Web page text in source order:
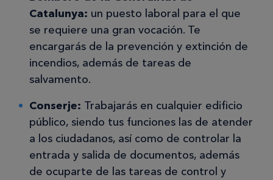
Catalunya: un puesto laboral para el que
se requiere una gran vocación. Te
encargarás de la prevención y extinción de
incendios, además de tareas de
salvamento.
Conserje: Trabajarás en cualquier edificio
público, siendo tus funciones las de atender
a los ciudadanos, así como de controlar la
entrada y salida de documentos, además
de ocuparte de las tareas de control y